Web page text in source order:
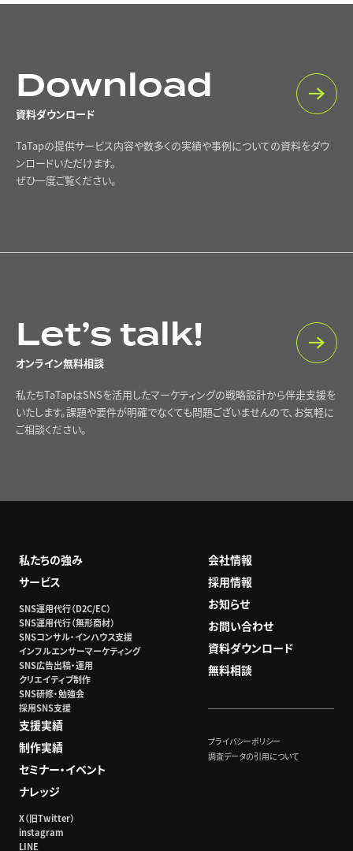
Download
資料ダウンロード
TaTapの提供サービス内容や数多くの実績や事例についての資料をダウ
ンロードいただけます。
ぜひ一度ご覧ください。
Let’s talk!
オンライン無料相談
私たちTaTapはSNSを活用したマーケティングの戦略設計から伴走支援を
いたします。課題や要件が明確でなくても問題ございませんので、お気軽に
ご相談ください。
私たちの強み
サービス
SNS運用代行（D2C/EC）
SNS運用代行（無形商材）
SNSコンサル・インハウス支援
インフルエンサーマーケティング
SNS広告出稿・運用
クリエイティブ制作
SNS研修・勉強会
採用SNS支援
支援実績
制作実績
セミナー・イベント
ナレッジ
X（旧Twitter）
instagram
LINE
会社情報
採用情報
お知らせ
お問い合わせ
資料ダウンロード
無料相談
プライバシーポリシー
調査データの引用について